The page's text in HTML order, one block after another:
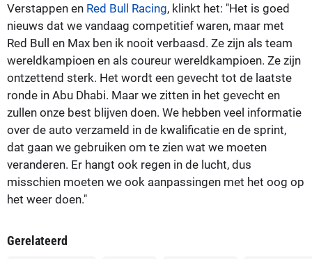
Verstappen en Red Bull Racing, klinkt het: "Het is goed
nieuws dat we vandaag competitief waren, maar met
Red Bull en Max ben ik nooit verbaasd. Ze zijn als team
wereldkampioen en als coureur wereldkampioen. Ze zijn
ontzettend sterk. Het wordt een gevecht tot de laatste
ronde in Abu Dhabi. Maar we zitten in het gevecht en
zullen onze best blijven doen. We hebben veel informatie
over de auto verzameld in de kwalificatie en de sprint,
dat gaan we gebruiken om te zien wat we moeten
veranderen. Er hangt ook regen in de lucht, dus
misschien moeten we ook aanpassingen met het oog op
het weer doen."
Gerelateerd